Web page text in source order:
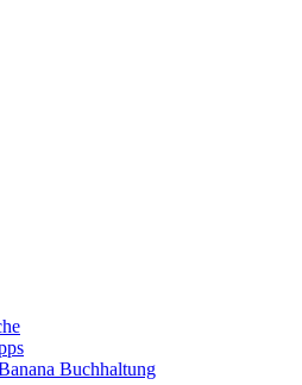
Buchhaltung